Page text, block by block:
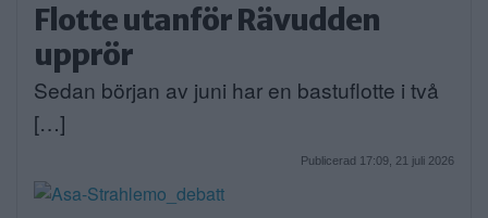
Flotte utanför Rävudden
upprör
Sedan början av juni har en bastuflotte i två
[…]
Publicerad 17:09, 21 juli 2026